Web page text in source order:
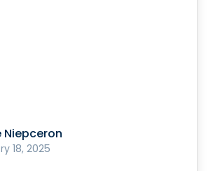
Niepceron
18, 2025